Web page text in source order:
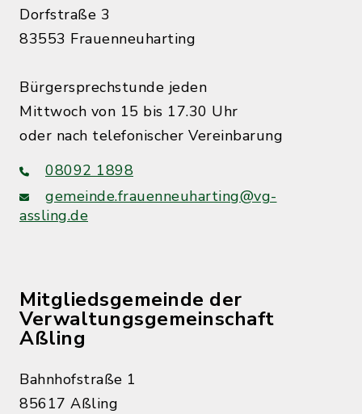
Dorfstraße 3
83553 Frauenneuharting
Bürgersprechstunde jeden
Mittwoch von 15 bis 17.30 Uhr
oder nach telefonischer Vereinbarung
08092 1898
gemeinde.frauenneuharting@vg-
assling.de
Mitgliedsgemeinde der
Verwaltungsgemeinschaft
Aßling
Bahnhofstraße 1
85617 Aßling